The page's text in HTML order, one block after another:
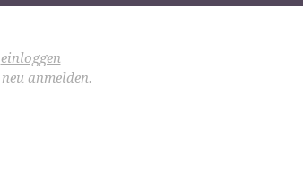
einloggen
neu anmelden.